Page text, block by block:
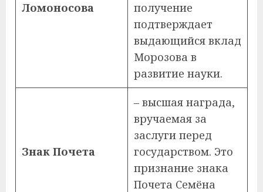
Ломоносова
получение
подтверждает
выдающийся вклад
Морозова в
развитие науки.
Знак Почета
– высшая награда,
вручаемая за
заслуги перед
государством. Это
признание знака
Почета Семёна